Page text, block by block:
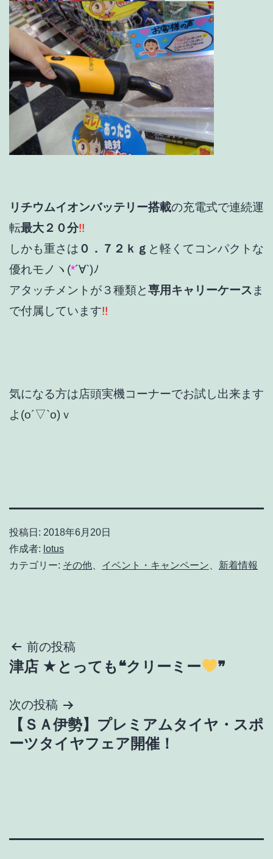
リチウムイオンバッテリー搭載の充電式で連続運
転最大２０分!!
しかも重さは ０．７２ｋｇ と軽くてコンパクトな
優れモノヽ(*´∀`)ﾉ
アタッチメントが３種類と専用キャリーケース ま
で付属しています!!
気になる方は店頭実機コーナーでお試し出来ます
よ(o´▽`o)ｖ
投稿日: 2018年6月20日
作成者: lotus
カテゴリー: その他 イベント・キャンペーン 新着情報
投
稿
ナ
ビ
ョ
前の投稿
津店 ★とっても❝クリーミー ❞
次の投稿
【ＳＡ伊勢】プレミアムタイヤ・スポ
ーツタイヤフェア開催！